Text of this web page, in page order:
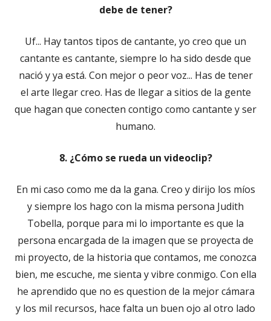
debe de tener?
Uf... Hay tantos tipos de cantante, yo creo que un
cantante es cantante, siempre lo ha sido desde que
nació y ya está. Con mejor o peor voz... Has de tener
el arte llegar creo. Has de llegar a sitios de la gente
que hagan que conecten contigo como cantante y ser
humano.
8. ¿Cómo se rueda un videoclip?
En mi caso como me da la gana. Creo y dirijo los míos
y siempre los hago con la misma persona Judith
Tobella, porque para mi lo importante es que la
persona encargada de la imagen que se proyecta de
mi proyecto, de la historia que contamos, me conozca
bien, me escuche, me sienta y vibre conmigo. Con ella
he aprendido que no es question de la mejor cámara
y los mil recursos, hace falta un buen ojo al otro lado